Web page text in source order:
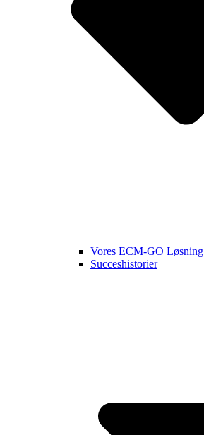
Vores ECM-GO Løsning
Succeshistorier